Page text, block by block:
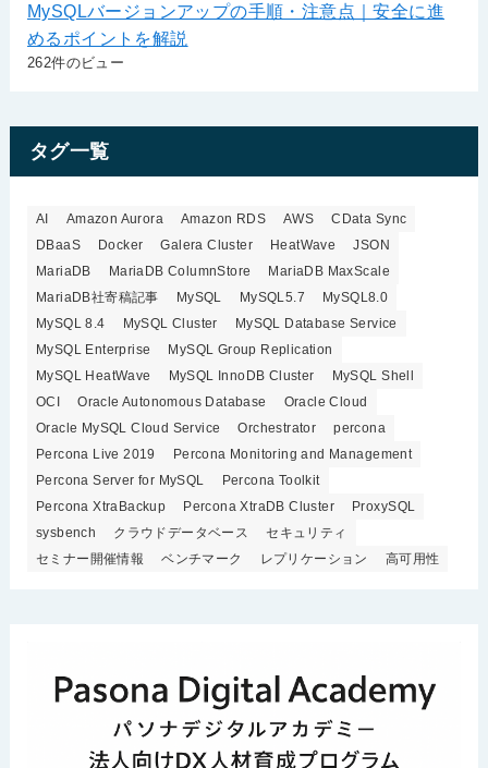
MySQLバージョンアップの手順・注意点｜安全に進
めるポイントを解説
262件のビュー
タグ一覧
AI Amazon Aurora Amazon RDS AWS
CData Sync
DBaaS
Docker Galera Cluster HeatWave
JSON
MariaDB
MariaDB ColumnStore
MariaDB MaxScale
MariaDB社寄稿記事
MySQL MySQL5.7
MySQL8.0
MySQL 8.4
MySQL Cluster
MySQL Database Service
MySQL Enterprise
MySQL Group Replication
MySQL HeatWave
MySQL InnoDB Cluster
MySQL Shell
OCI
Oracle Autonomous Database
Oracle Cloud
Oracle MySQL Cloud Service
Orchestrator
percona
Percona Live 2019
Percona Monitoring and Management
Percona Server for MySQL
Percona Toolkit
Percona XtraBackup
Percona XtraDB Cluster
ProxySQL
sysbench
クラウドデータベース
セキュリティ
セミナー開催情報
ベンチマーク レプリケーション 高可用性